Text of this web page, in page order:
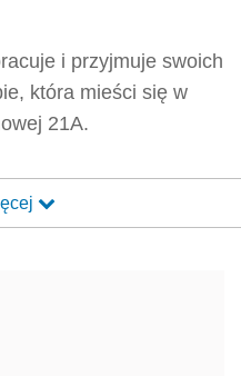
i przyjmuje swoich
która mieści się w
21A.